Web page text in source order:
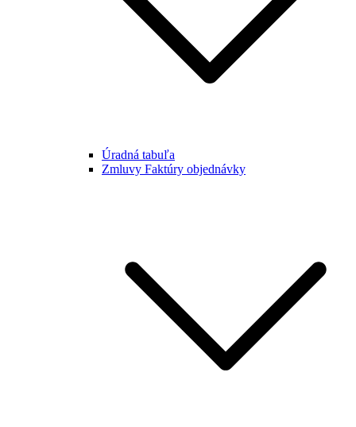
Úradná tabuľa
Zmluvy Faktúry objednávky